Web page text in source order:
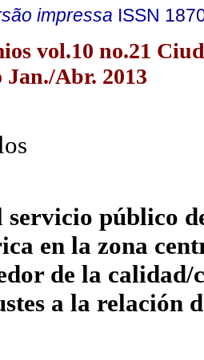
impressa ISSN
vol.10 no.21
Jan./Abr. 2013
servicio público
en la zona
de la calidad/
a la relación